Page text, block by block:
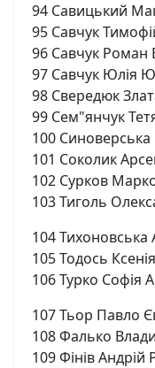
94 Савицький
95 Савчук
96 Савчук Роман
97 Савчук Юлія
98 Свередюк
99 Сем"янчук
100 Синоверська
101 Соколик
102 Сурков
103 Тиголь
104 Тихоновська
105 Тодось Ксенія
106 Турко Софія
107 Тьор Павло
108 Фалько
109 Фінів